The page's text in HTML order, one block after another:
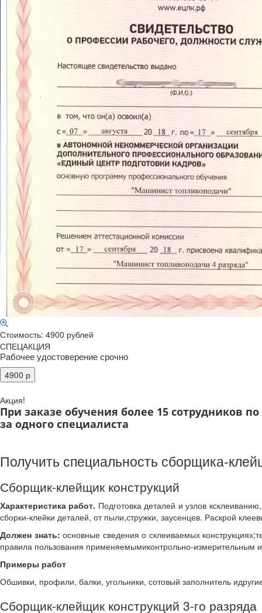
Стоимость: 4900 рублей
СПЕЦАКЦИЯ
Рабочее удостоверение срочно
Акция!
При заказе обучения более 15 сотрудников
за одного специалиста
Получить специальность сборщика-
Сборщик-клейщик конструкций
Характеристика работ. Подготовка деталей и узлов
сборки-клейки деталей, от пыли,стружки, заусенцев. Раскрой
Должен знать: основные сведения о склеиваемых
правила пользования применяемымиконтрольно-измерительным
Примеры работ
Обшивки, профили, балки, угольники, сотовый заполнитель
Сборщик-клейщик конструкций 3-го разряда